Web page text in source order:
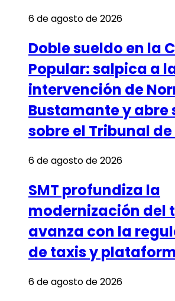
6 de agosto de 2026
Doble sueldo en la
Popular: salpica a
intervención de
Bustamante y abre
sobre el Tribunal
6 de agosto de 2026
SMT profundiza la
modernización del
avanza con la
de taxis y
6 de agosto de 2026